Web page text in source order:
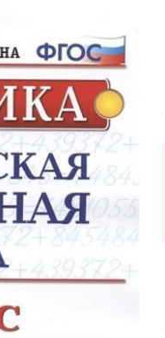
В СПИСОК
ЖЕЛАНИЙ